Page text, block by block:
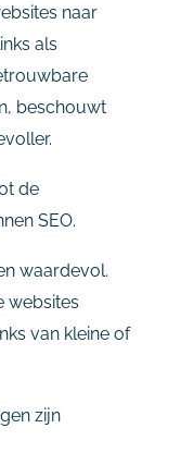
naar
als
beschouwt
de
SEO.
waardevol.
websites
van kleine of
zijn